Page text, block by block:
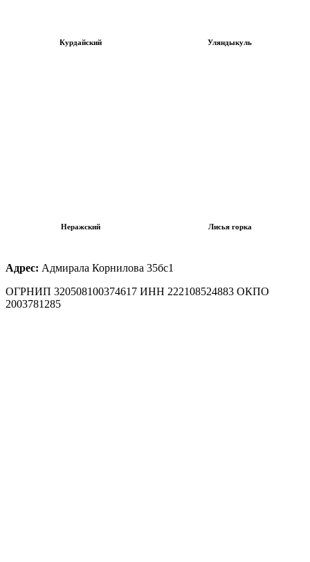
Курдайский Уляндыкуль
Неражский Лисья горка
Адрес: Адмирала Корнилова 35бс1
ОГРНИП 320508100374617 ИНН 222108524883 ОКПО
2003781285